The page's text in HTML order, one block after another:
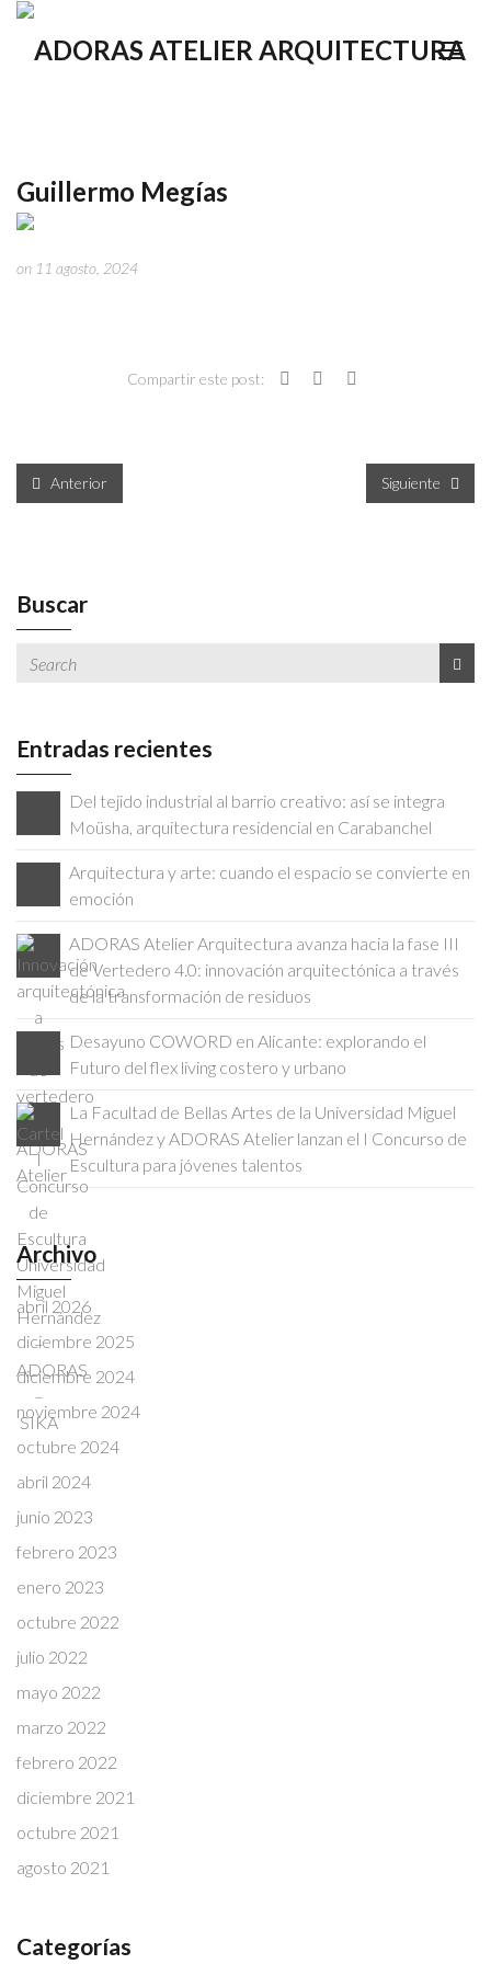
Guillermo Megías
on 11 agosto, 2024
Compartir este post:
Anterior Siguiente
Buscar
Entradas recientes
Del tejido industrial al barrio creativo: así se integra
Moüsha, arquitectura residencial en Carabanchel
Arquitectura y arte: cuando el espacio se convierte en
emoción
ADORAS Atelier Arquitectura avanza hacia la fase III
de Vertedero 4.0: innovación arquitectónica a través
de la transformación de residuos
Desayuno COWORD en Alicante: explorando el
Futuro del flex living costero y urbano
La Facultad de Bellas Artes de la Universidad Miguel
Hernández y ADORAS Atelier lanzan el I Concurso de
Escultura para jóvenes talentos
Archivo
abril 2026
diciembre 2025
diciembre 2024
noviembre 2024
octubre 2024
abril 2024
junio 2023
febrero 2023
enero 2023
octubre 2022
julio 2022
mayo 2022
marzo 2022
febrero 2022
diciembre 2021
octubre 2021
agosto 2021
Categorías